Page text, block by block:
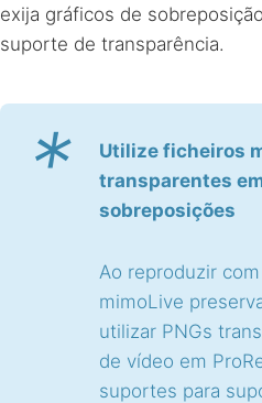
exija gráficos de
suporte de transparência.
*
Utilize ficheiros
transparentes
sobreposições
Ao reproduzir
mimoLive
utilizar PNGs
de vídeo em
suportes para